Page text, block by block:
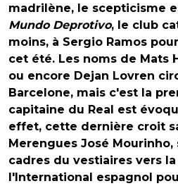
madrilène, le scepticisme
Mundo Deprotivo, le club
moins, à Sergio Ramos
cet été. Les noms de Mats
ou encore Dejan Lovren
Barcelone, mais c'est la
capitaine du Real est
effet, cette dernière croit
Merengues José
cadres du vestiaires vers
l'International espagnol